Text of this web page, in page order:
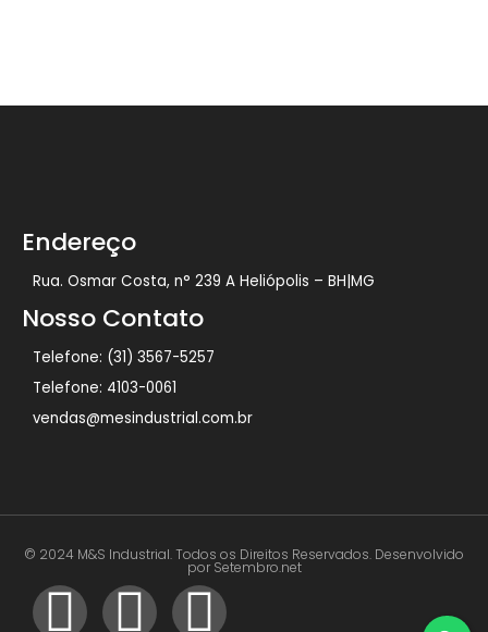
Endereço
Rua. Osmar Costa, n° 239 A Heliópolis – BH|MG
Nosso Contato
Telefone: (31) 3567-5257
Telefone: 4103-0061
vendas@mesindustrial.com.br
© 2024 M&S Industrial. Todos os Direitos Reservados. Desenvolvido
por Setembro.net